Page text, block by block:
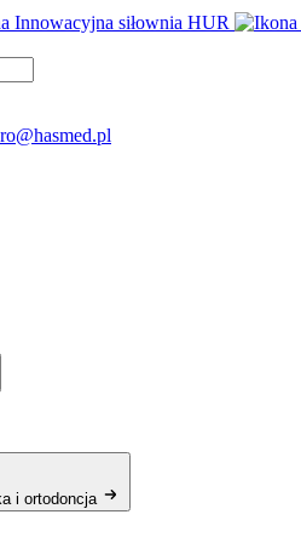
Innowacyjna siłownia HUR
i ortodoncja